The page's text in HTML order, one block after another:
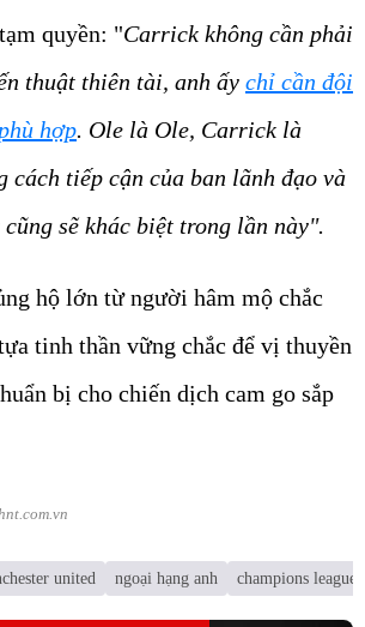
quyền: "Carrick không cần phải
thuật thiên tài, anh ấy chỉ cần đội
hợp. Ole là Ole, Carrick là
cách tiếp cận của ban lãnh đạo và
sẽ khác biệt trong lần này".
hộ lớn từ người hâm mộ chắc
tinh thần vững chắc để vị thuyền
bị cho chiến dịch cam go sắp
united ngoại hạng anh champions league